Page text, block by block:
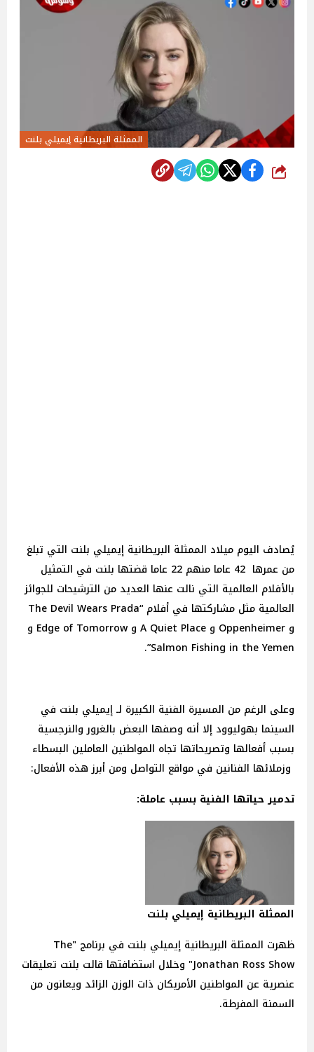
الممثلة البريطانية إيميلي بلنت
شارك
يُصادف اليوم ميلاد الممثلة البريطانية إيميلي بلنت التي تبلغ
من عمرها 42 عاما منهم 22 عاما قضتها بلنت في التمثيل
بالأفلام العالمية التي نالت عنها العديد من الترشيحات للجوائز
العالمية مثل مشاركتها في أفلام “The Devil Wears Prada
و Oppenheimer و A Quiet Place و Edge of Tomorrow و
Salmon Fishing in the Yemen”.
وعلى الرغم من المسيرة الفنية الكبيرة لـ إيميلي بلنت في
السينما بهوليوود إلا أنه وصفها البعض بالغرور والنرجسية
بسبب أفعالها وتصريحاتها تجاه المواطنين العاملين البسطاء
وزملائها الفنانين في مواقع التواصل ومن أبرز هذه الأفعال:
تدمير حياتها الفنية بسبب عاملة:
الممثلة البريطانية إيميلي بلنت
ظهرت الممثلة البريطانية إيميلي بلنت في برنامج "The
Jonathan Ross Show" وخلال استضافتها قالت بلنت تعليقات
عنصرية عن المواطنين الأمريكان ذات الوزن الزائد ويعانون من
السمنة المفرطة.